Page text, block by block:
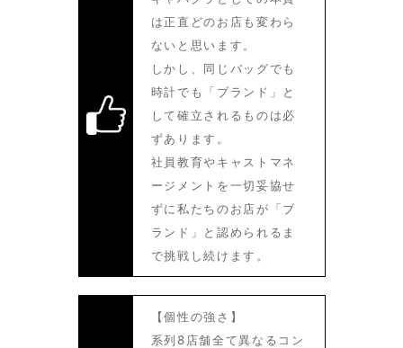
は正直どのお店も変わら
ないと思います。
しかし、同じバッグでも
時計でも「ブランド」と
して確立されるものは必
ずあります。
社員教育やキャストマネ
ージメントを一切妥協せ
ずに私たちのお店が「ブ
ランド」と認められるま
で挑戦し続けます。
【個性の強さ】
系列8店舗全て異なるコン